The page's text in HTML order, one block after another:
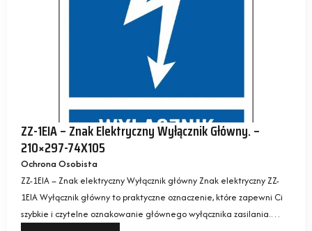
ZZ-1EIA – Znak Elektryczny Wyłącznik Główny. –
210×297-74X105
Ochrona Osobista
ZZ-1EIA – Znak elektryczny Wyłącznik główny Znak elektryczny ZZ-
1EIA Wyłącznik główny to praktyczne oznaczenie, które zapewni Ci
szybkie i czytelne oznakowanie głównego wyłącznika zasilania.…